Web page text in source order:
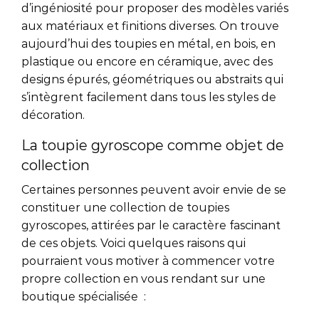
d’ingéniosité pour proposer des modèles variés
aux matériaux et finitions diverses. On trouve
aujourd’hui des toupies en métal, en bois, en
plastique ou encore en céramique, avec des
designs épurés, géométriques ou abstraits qui
s’intègrent facilement dans tous les styles de
décoration.
La toupie gyroscope comme objet de
collection
Certaines personnes peuvent avoir envie de se
constituer une collection de toupies
gyroscopes, attirées par le caractère fascinant
de ces objets. Voici quelques raisons qui
pourraient vous motiver à commencer votre
propre collection en vous rendant sur une
boutique spécialisée :